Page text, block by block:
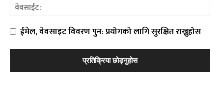
ईमेल, वेवसाइट विवरण पुन: प्रयोगको लागि सुरक्षित राख्नुहोस